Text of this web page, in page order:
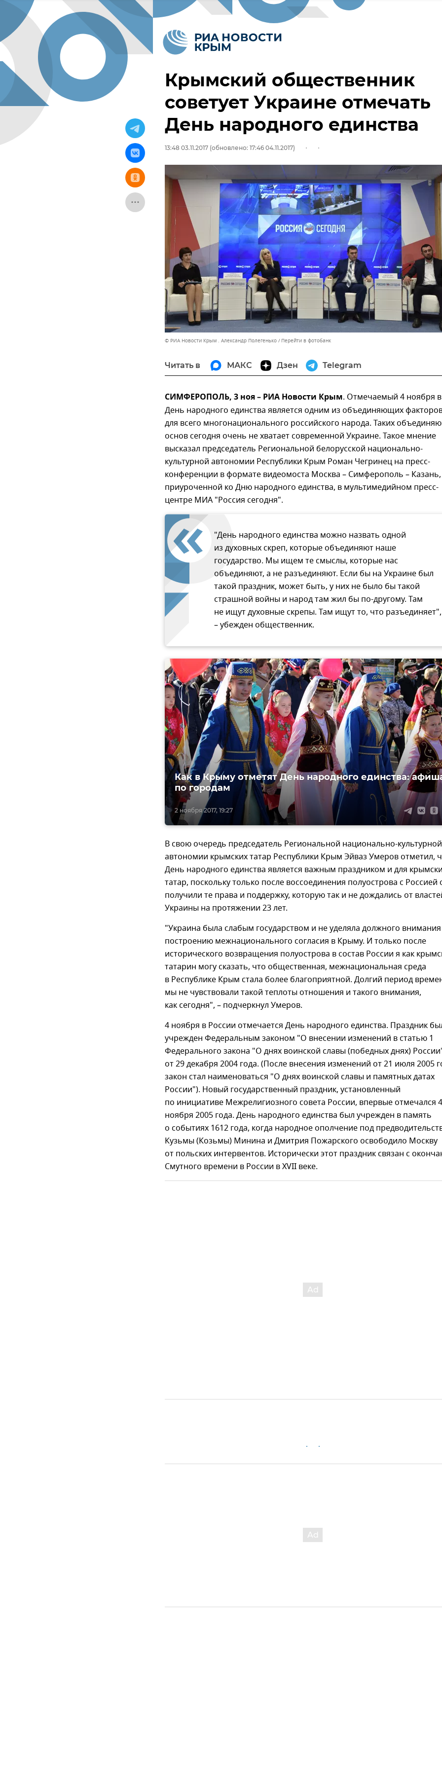
Крымский общественник
советует Украине отмечать
День народного единства
13:48 03.11.2017 (обновлено: 17:46 04.11.2017)
© РИА Новости Крым . Александр Полегенько Перейти в фотобанк
Читать в МАКС Дзен Telegram
СИМФЕРОПОЛЬ, 3 ноя – РИА Новости Крым. Отмечаемый 4 ноября
День народного единства является одним из объединяющих
для всего многонационального российского народа. Таких
основ сегодня очень не хватает современной Украине. Такое мнение
высказал председатель Региональной белорусской национально-
культурной автономии Республики Крым Роман Чегринец на пресс-
конференции в формате видеомоста Москва – Симферополь – Казань,
приуроченной ко Дню народного единства, в мультимедийном пресс-
центре МИА "Россия сегодня".
"День народного единства можно назвать одной
из духовных скреп, которые объединяют наше
государство. Мы ищем те смыслы, которые нас
объединяют, а не разъединяют. Если бы на Украине был
такой праздник, может быть, у них не было бы такой
страшной войны и народ там жил бы по-другому. Там
не ищут духовные скрепы. Там ищут то, что разъединяет",
– убежден общественник.
2 ноября 2017, 19:27
Как в Крыму отметят День народного единства:
по городам
В свою очередь председатель Региональной национально-культурной
автономии крымских татар Республики Крым Эйваз Умеров отметил,
День народного единства является важным праздником и для
татар, поскольку только после воссоединения полуострова с Россией
получили те права и поддержку, которую так и не дождались от
Украины на протяжении 23 лет.
"Украина была слабым государством и не уделяла должного внимания
построению межнационального согласия в Крыму. И только после
исторического возвращения полуострова в состав России я как
татарин могу сказать, что общественная, межнациональная среда
в Республике Крым стала более благоприятной. Долгий период
мы не чувствовали такой теплоты отношения и такого внимания,
как сегодня", – подчеркнул Умеров.
4 ноября в России отмечается День народного единства. Праздник
учрежден Федеральным законом "О внесении изменений в статью 1
Федерального закона "О днях воинской славы (победных днях)
от 29 декабря 2004 года. (После внесения изменений от 21 июля 2005
закон стал наименоваться "О днях воинской славы и памятных датах
России"). Новый государственный праздник, установленный
по инициативе Межрелигиозного совета России, впервые отмечался 4
ноября 2005 года. День народного единства был учрежден в память
о событиях 1612 года, когда народное ополчение под
Кузьмы (Козьмы) Минина и Дмитрия Пожарского освободило Москву
от польских интервентов. Исторически этот праздник связан с
Смутного времени в России в XVII веке.